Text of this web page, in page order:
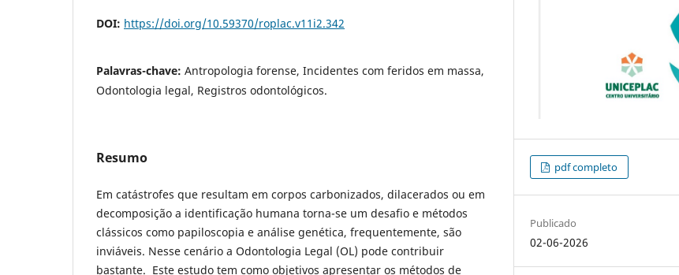
DOI: https://doi.org/10.59370/roplac.v11i2.342
Palavras-chave: Antropologia forense, Incidentes com feridos em massa,
Odontologia legal, Registros odontológicos.
Resumo
Em catástrofes que resultam em corpos carbonizados, dilacerados ou em
decomposição a identificação humana torna-se um desafio e métodos
clássicos como papiloscopia e análise genética, frequentemente, são
inviáveis. Nesse cenário a Odontologia Legal (OL) pode contribuir
bastante. Este estudo tem como objetivos apresentar os métodos de
pdf completo
Publicado
02-06-2026